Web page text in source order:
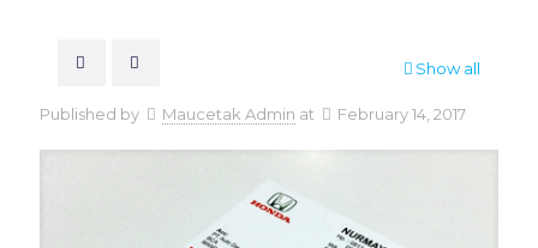
Show all
Published by Maucetak Admin at February 14, 2017